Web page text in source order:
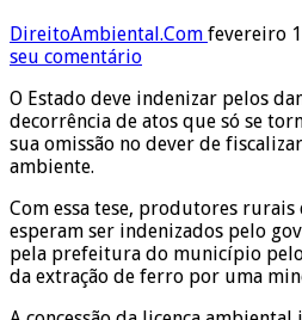
DireitoAmbiental.Com fevereiro
seu comentário
O Estado deve indenizar pelos
decorrência de atos que só se
sua omissão no dever de
ambiente.
Com essa tese, produtores rurais
esperam ser indenizados pelo
pela prefeitura do município
da extração de ferro por uma